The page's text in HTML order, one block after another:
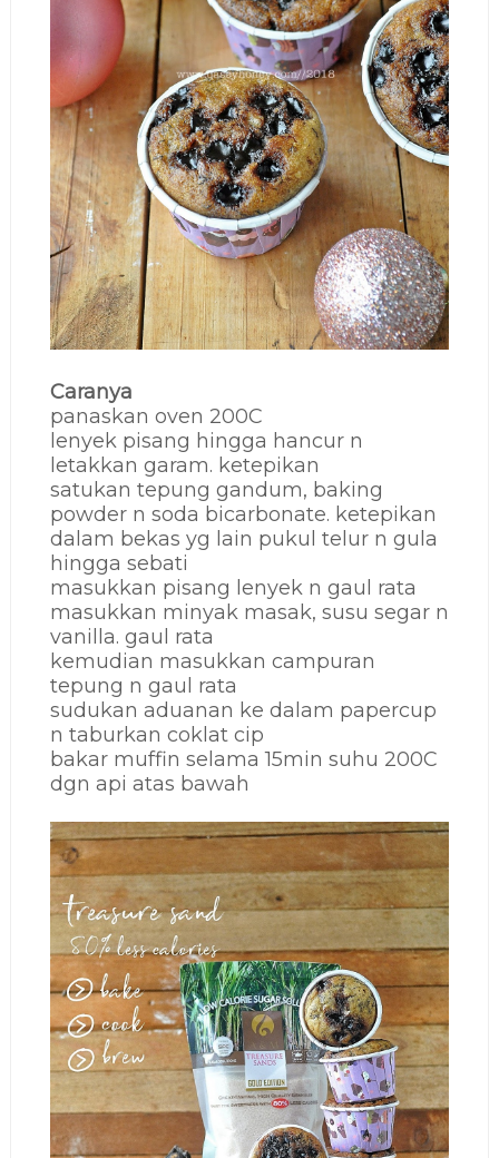
Caranya
panaskan oven 200C
lenyek pisang hingga hancur n
letakkan garam. ketepikan
satukan tepung gandum, baking
powder n soda bicarbonate. ketepikan
dalam bekas yg lain pukul telur n gula
hingga sebati
masukkan pisang lenyek n gaul rata
masukkan minyak masak, susu segar n
vanilla. gaul rata
kemudian masukkan campuran
tepung n gaul rata
sudukan aduanan ke dalam papercup
n taburkan coklat cip
bakar muffin selama 15min suhu 200C
dgn api atas bawah